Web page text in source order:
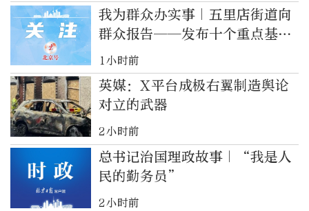
我为群众办实事｜五里店街道向
群众报告——发布十个重点基层
治理创新场景
1小时前
英媒：X平台成极右翼制造舆论
对立的武器
2小时前
总书记治国理政故事｜“我是人
民的勤务员”
2小时前